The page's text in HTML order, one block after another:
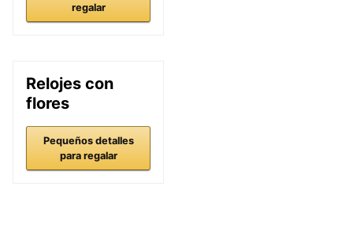
regalar
Relojes con
flores
Pequeños detalles
para regalar